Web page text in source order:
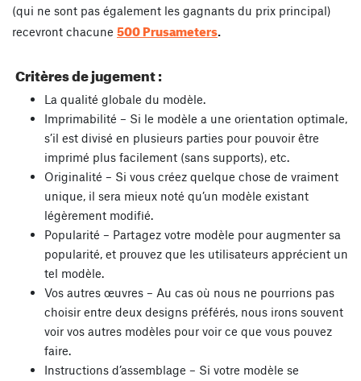
(qui ne sont pas également les gagnants du prix principal)
recevront chacune 500 Prusameters.
Critères de jugement :
La qualité globale du modèle.
Imprimabilité – Si le modèle a une orientation optimale,
s’il est divisé en plusieurs parties pour pouvoir être
imprimé plus facilement (sans supports), etc.
Originalité – Si vous créez quelque chose de vraiment
unique, il sera mieux noté qu’un modèle existant
légèrement modifié.
Popularité – Partagez votre modèle pour augmenter sa
popularité, et prouvez que les utilisateurs apprécient un
tel modèle.
Vos autres œuvres – Au cas où nous ne pourrions pas
choisir entre deux designs préférés, nous irons souvent
voir vos autres modèles pour voir ce que vous pouvez
faire.
Instructions d’assemblage – Si votre modèle se